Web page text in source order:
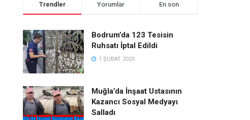
Trendler Yorumlar En son
Bodrum’da 123 Tesisin
Ruhsatı İptal Edildi
1 ŞUBAT 2025
Muğla’da İnşaat Ustasının
Kazancı Sosyal Medyayı
Salladı